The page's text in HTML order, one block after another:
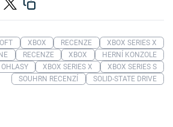
XBOX RECENZE
XBOX SERIES X
RECENZE XBOX
HERNÍ KONZOLE
XBOX SERIES X
XBOX SERIES S
SOUHRN RECENZÍ
SOLID-STATE DRIVE